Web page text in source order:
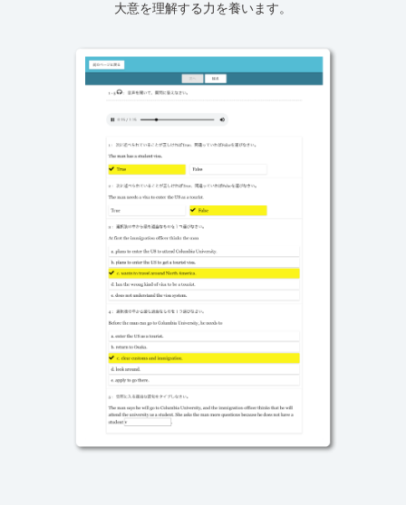
大意を理解する力を養います。